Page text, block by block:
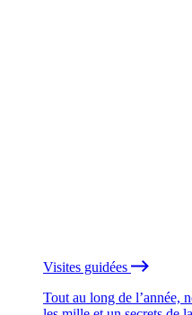
Visites guidées
Tout au long de l’année,